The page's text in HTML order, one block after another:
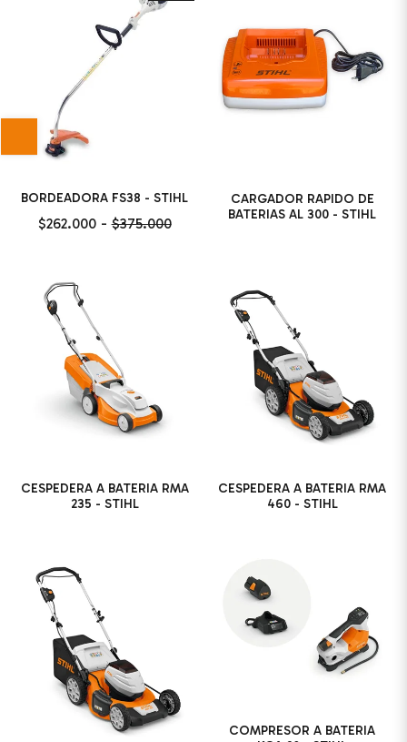
BORDEADORA FS38 - STIHL
$262.000 - $375.000
CARGADOR RAPIDO DE
BATERIAS AL 300 - STIHL
CESPEDERA A BATERIA RMA
235 - STIHL
CESPEDERA A BATERIA RMA
460 - STIHL
COMPRESOR A BATERIA